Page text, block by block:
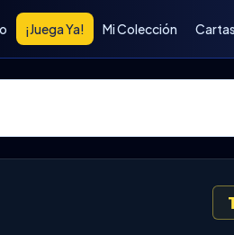
¡Juega Ya! Mi Colección Cartas